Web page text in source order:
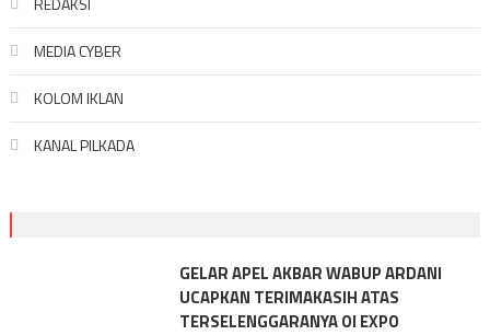
MEDIA CYBER
KOLOM IKLAN
KANAL PILKADA
GELAR APEL AKBAR WABUP ARDANI
UCAPKAN TERIMAKASIH ATAS
TERSELENGGARANYA OI EXPO